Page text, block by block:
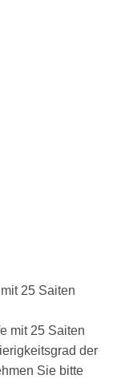
25 Saiten
mit 25 Saiten
der
Sie bitte